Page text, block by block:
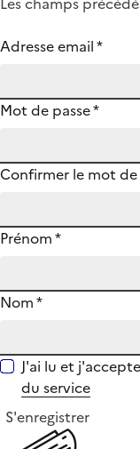
Adresse email*
Mot de passe*
Confirmer le mot de
Prénom*
Nom*
J'ai lu et j'accepte
du service
S'enregistrer